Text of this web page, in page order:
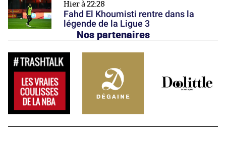
Hier à 22:28
Fahd El Khoumisti rentre dans la
légende de la Ligue 3
Nos partenaires